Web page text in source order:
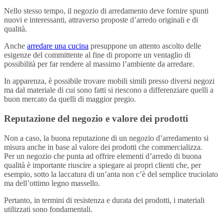
Nello stesso tempo, il negozio di arredamento deve fornire spunti
nuovi e interessanti, attraverso proposte d’arredo originali e di
qualità.
Anche arredare una cucina presuppone un attento ascolto delle
esigenze del committente al fine di proporre un ventaglio di
possibilità per far rendere al massimo l’ambiente da arredare.
In apparenza, è possibile trovare mobili simili presso diversi negozi
ma dal materiale di cui sono fatti si riescono a differenziare quelli a
buon mercato da quelli di maggior pregio.
Reputazione del negozio e valore dei prodotti
Non a caso, la buona reputazione di un negozio d’arredamento si
misura anche in base al valore dei prodotti che commercializza.
Per un negozio che punta ad offrire elementi d’arredo di buona
qualità è importante riuscire a spiegare ai propri clienti che, per
esempio, sotto la laccatura di un’anta non c’è del semplice truciolato
ma dell’ottimo legno massello.
Pertanto, in termini di resistenza e durata dei prodotti, i materiali
utilizzati sono fondamentali.